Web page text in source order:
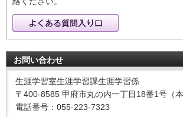
お問い合わせ
生涯学習室生涯学習課生涯学習係
〒400-8585 甲府市丸の内一丁目18番1号（本
電話番号：055-223-7323